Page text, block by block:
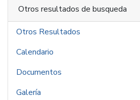
Otros resultados de busqueda
Otros Resultados
Calendario
Documentos
Galería